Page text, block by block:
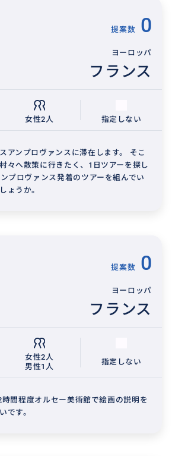
提案数 0
ヨーロッパ
フランス
女性2人 指定しない
アンプロヴァンスに滞在します。 そこ
々へ散策に行きたく、1日ツアーを探し
プロヴァンス発着のツアーを組んでい
ょうか。
提案数 0
ヨーロッパ
フランス
女性2人
男性1人
指定しない
間程度オルセー美術館で絵画の説明を
です。